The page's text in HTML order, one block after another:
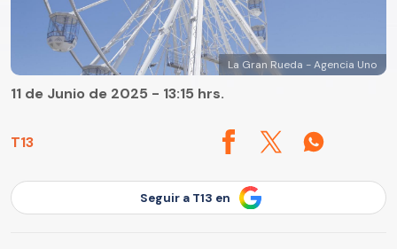
La Gran Rueda - Agencia Uno
T13
11 de Junio de 2025 - 13:15 hrs.
Seguir a T13 en